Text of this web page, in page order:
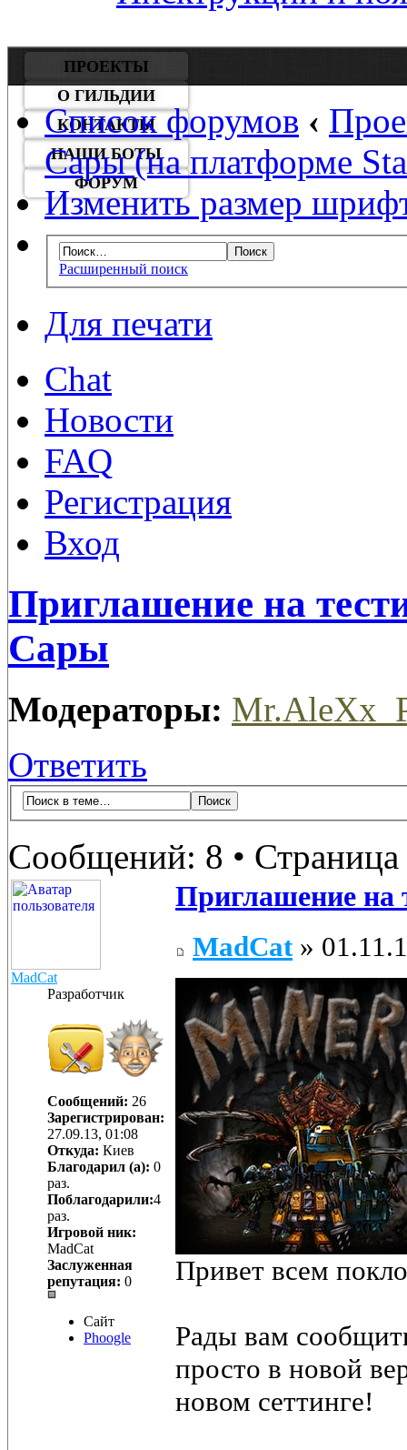
ПРОЕКТЫ
О ГИЛЬДИИ
КОНТАКТЫ
НАШИ БОТЫ
ФОРУМ
Список форумов ‹
Сары (на платформе
Изменить размер
Расширенный поиск
Для печати
Chat
Новости
FAQ
Регистрация
Вход
Приглашение на
Сары
Модераторы:
Ответить
Сообщений: 8 • Страница
MadCat
Разработчик
Сообщений: 26
Зарегистрирован:
27.09.13, 01:08
Откуда: Киев
Благодарил (а): 0
раз.
Поблагодарили:4
раз.
Игровой ник:
MadCat
Заслуженная
репутация: 0
Сайт
Phoogle
Приглашение на
MadCat»
Привет всем
Рады вам
просто в новой
новом сеттинге!